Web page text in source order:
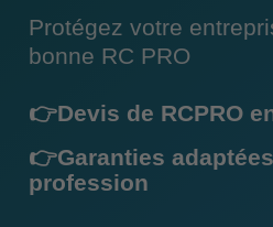
Protégez votre
bonne RC PRO
👉Devis de RCPRO
👉Garanties
profession